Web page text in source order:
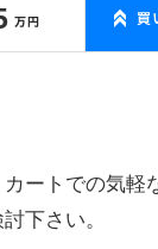
ートでの気軽
下さい。